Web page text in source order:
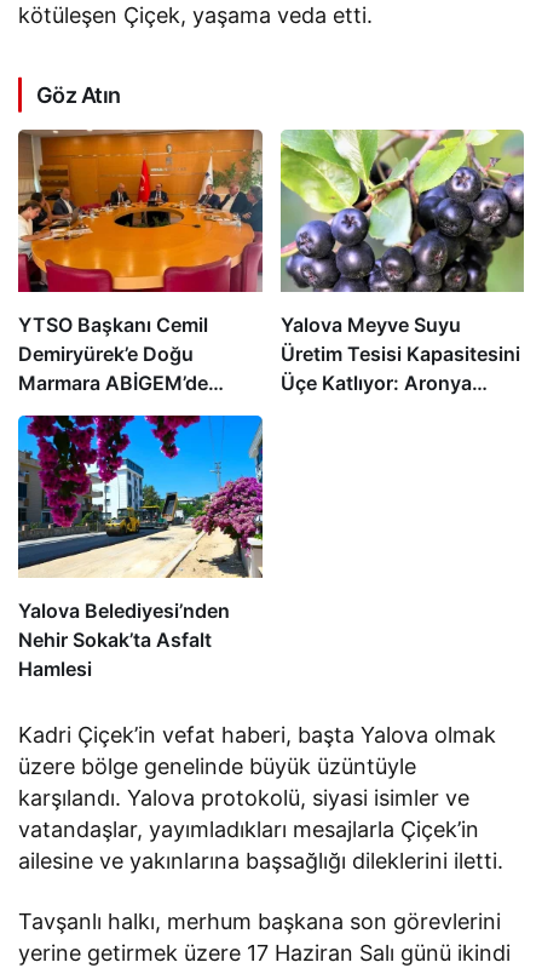
kötüleşen Çiçek, yaşama veda etti.
Göz Atın
YTSO Başkanı Cemil
Demiryürek’e Doğu
Marmara ABİGEM’de
Başkan Yardımcılığı
Görevi
Yalova Meyve Suyu
Üretim Tesisi Kapasitesini
Üçe Katlıyor: Aronya
Yalova Belediyesi’nden
Nehir Sokak’ta Asfalt
Hamlesi
Kadri Çiçek’in vefat haberi, başta Yalova olmak
üzere bölge genelinde büyük üzüntüyle
karşılandı. Yalova protokolü, siyasi isimler ve
vatandaşlar, yayımladıkları mesajlarla Çiçek’in
ailesine ve yakınlarına başsağlığı dileklerini iletti.
Tavşanlı halkı, merhum başkana son görevlerini
yerine getirmek üzere 17 Haziran Salı günü ikindi